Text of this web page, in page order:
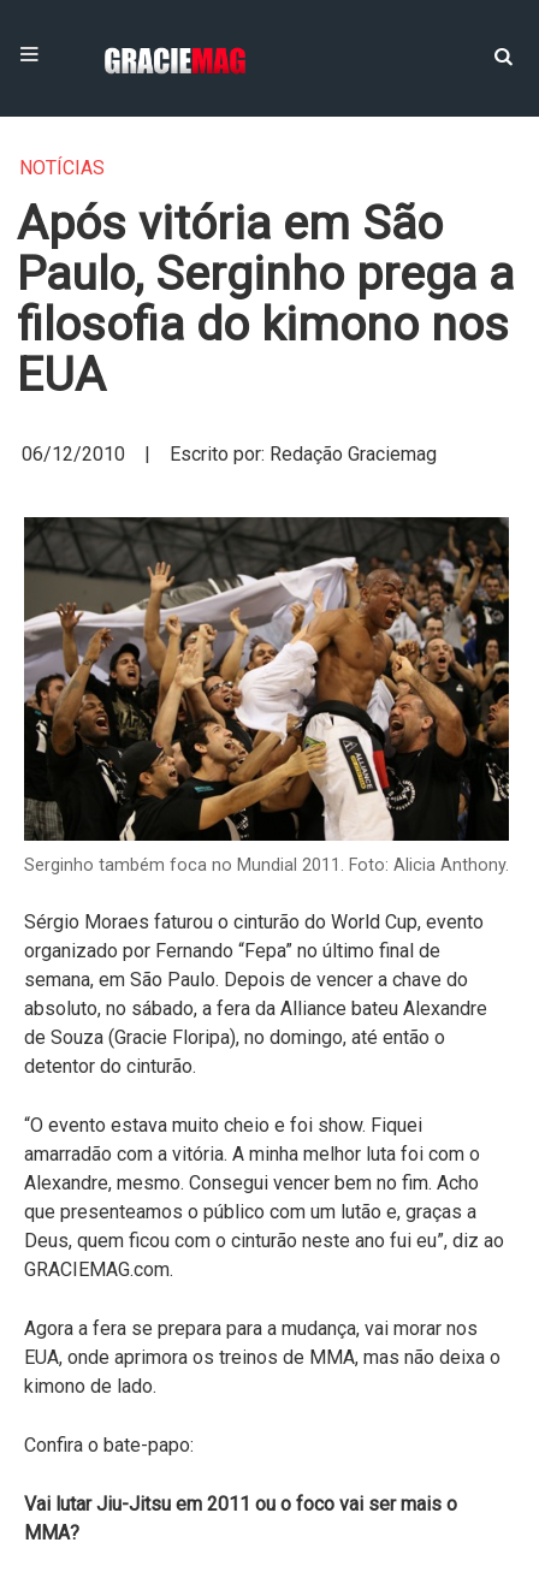
NOTÍCIAS
Após vitória em São
Paulo, Serginho prega a
filosofia do kimono nos
EUA
06/12/2010 | Escrito por: Redação Graciemag
Serginho também foca no Mundial 2011. Foto: Alicia Anthony.
Sérgio Moraes faturou o cinturão do World Cup, evento
organizado por Fernando “Fepa” no último final de
semana, em São Paulo. Depois de vencer a chave do
absoluto, no sábado, a fera da Alliance bateu Alexandre
de Souza (Gracie Floripa), no domingo, até então o
detentor do cinturão.
“O evento estava muito cheio e foi show. Fiquei
amarradão com a vitória. A minha melhor luta foi com o
Alexandre, mesmo. Consegui vencer bem no fim. Acho
que presenteamos o público com um lutão e, graças a
Deus, quem ficou com o cinturão neste ano fui eu”, diz ao
GRACIEMAG.com.
Agora a fera se prepara para a mudança, vai morar nos
EUA, onde aprimora os treinos de MMA, mas não deixa o
kimono de lado.
Confira o bate-papo:
Vai lutar Jiu-Jitsu em 2011 ou o foco vai ser mais o
MMA?